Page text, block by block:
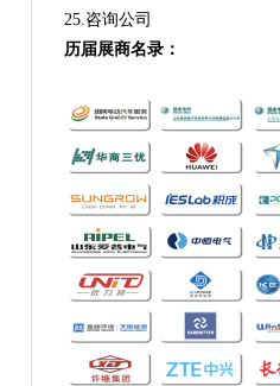
25.咨询公司
历届展商名录：